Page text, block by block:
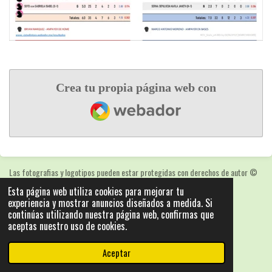
Esta página web utiliza cookies para mejorar tu
experiencia y mostrar anuncios diseñados a medida. Si
continúas utilizando nuestra página web, confirmas que
aceptas nuestro uso de cookies.
Aceptar
Crea tu propia página web con
Webador
Las fotografias y logotipos pueden estar protegidas con derechos de autor©
2025: Statics - by ISCRLopez APP_Stats_v5.103
Con la tecnología deWebador